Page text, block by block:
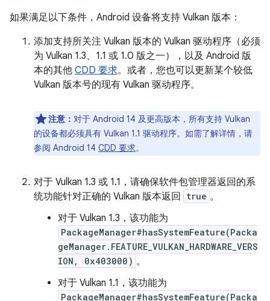
如果满足以下条件，Android 设备将支持 Vulkan 版本：
添加支持所关注 Vulkan 版本的 Vulkan 驱动程序（必须
为 Vulkan 1.3、1.1 或 1.0 版之一），以及 Android 版
本的其他 CDD 要求。或者，您也可以更新某个较低
Vulkan 版本号的现有 Vulkan 驱动程序。
注意： 对于 Android 14 及更高版本，所有支持 Vulkan
的设备都必须具有 Vulkan 1.1 驱动程序。如需了解详情，请
参阅 Android 14 CDD 要求。
对于 Vulkan 1.3 或 1.1，请确保软件包管理器返回的系
统功能针对正确的 Vulkan 版本返回
true 。
对于 Vulkan 1.3，该功能为
PackageManager#hasSystemFeature(Packa
geManager.FEATURE_VULKAN_HARDWARE_VERS
ION, 0x403000) 。
对于 Vulkan 1.1，该功能为
PackageManager#hasSystemFeature(Packa